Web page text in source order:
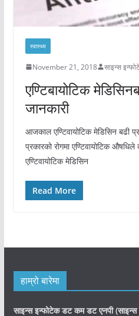
स्वास्थ्य
November 21, 2018 साइन्स
एण्टिबायोटिक
जानकारी
आजकाल एण्टिवायोटिक मेडिसिन बढी
प्रकारको रोगमा एण्टिवायोटिक
एण्टिवायोटिक मेडिसिन
Read More
हाम्रो बारेमा
साइन्स इन्फोटेक डट कम डट एनपी (साइन्स